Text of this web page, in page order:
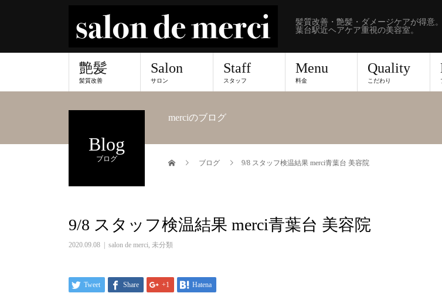
髪質改善・艶髪・ダメージケアが得意
葉台駅近ヘアケア重視の美容室。
艶髪
髪質改善
Salon
サロン
Staff
スタッフ
Menu
料金
Quality
こだわり
Blog
ブログ
merciのブログ
ブログ 9/8 スタッフ検温結果 merci青葉台 美容院
9/8 スタッフ検温結果 merci青葉台 美容院
2020.09.08 salon de merci, 未分類
Tweet Share +1 Hatena